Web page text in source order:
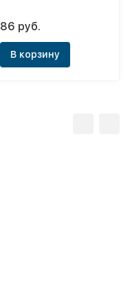
86 руб.
В корзину